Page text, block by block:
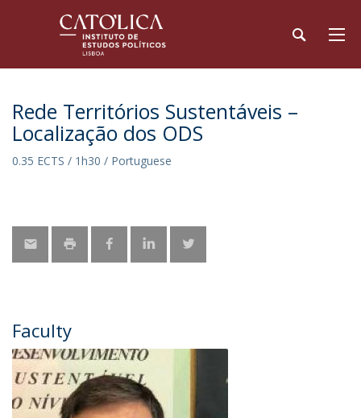
Rede Territórios Sustentáveis –
Localização dos ODS
0.35 ECTS / 1h30 / Portuguese
Faculty